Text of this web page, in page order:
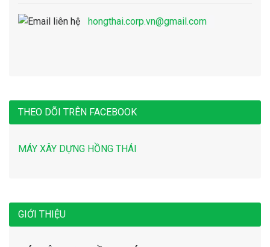
hongthai.corp.vn@gmail.com
THEO DÕI TRÊN FACEBOOK
MÁY XÂY DỰNG HỒNG THÁI
GIỚI THIỆU